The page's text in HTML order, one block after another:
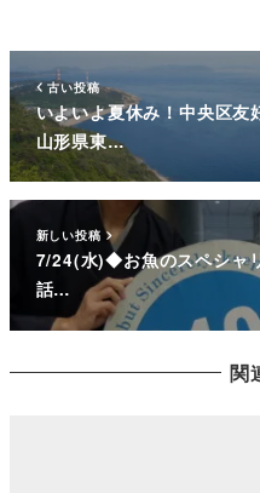
古い投稿
いよいよ夏休み！中央区友
山形県東…
新しい投稿
7/24(水)◆お魚のスペシャ
話…
関